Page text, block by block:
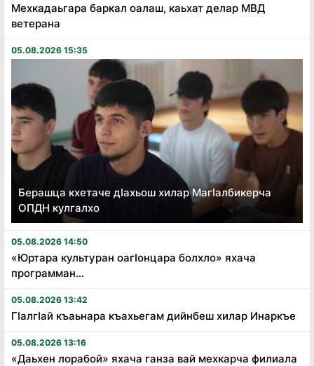
Мехкадаьгара баркал оалаш, каьхат делар МВД
ветерана
05.08.2026 15:35
Берашца кхетаче дӏахьош хилар Магӏалбикерча
ОПДН кулгалхо
05.08.2026 14:50
«Юртара культуран оагӏонцара болхло» яхача
программан...
05.08.2026 13:42
Гӏалгӏай къаьнара къахьегам дийнбеш хилар Инаркъе
05.08.2026 13:16
«Даьхен лорабой» яхача ганза вай мехкарча филиала